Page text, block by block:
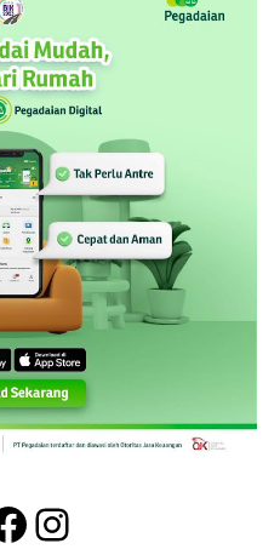
Instagram